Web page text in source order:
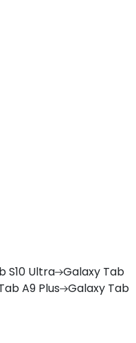
S10 Ultra Galaxy Tab
A9 Plus Galaxy Tab